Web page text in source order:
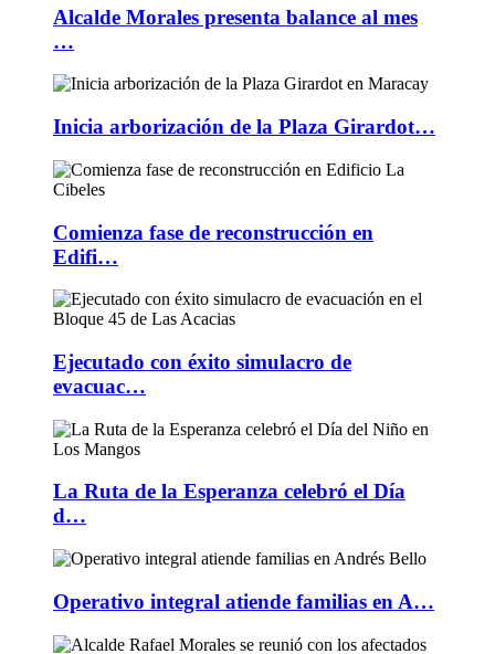
Alcalde Morales presenta balance al mes
…
Inicia arborización de la Plaza Girardot…
Comienza fase de reconstrucción en
Edifi…
Ejecutado con éxito simulacro de
evacuac…
La Ruta de la Esperanza celebró el Día
d…
Operativo integral atiende familias en A…